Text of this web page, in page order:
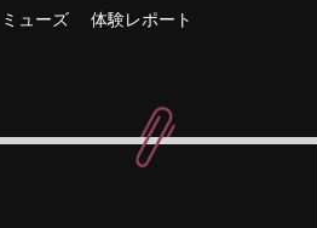
ミューズ 体験レポート